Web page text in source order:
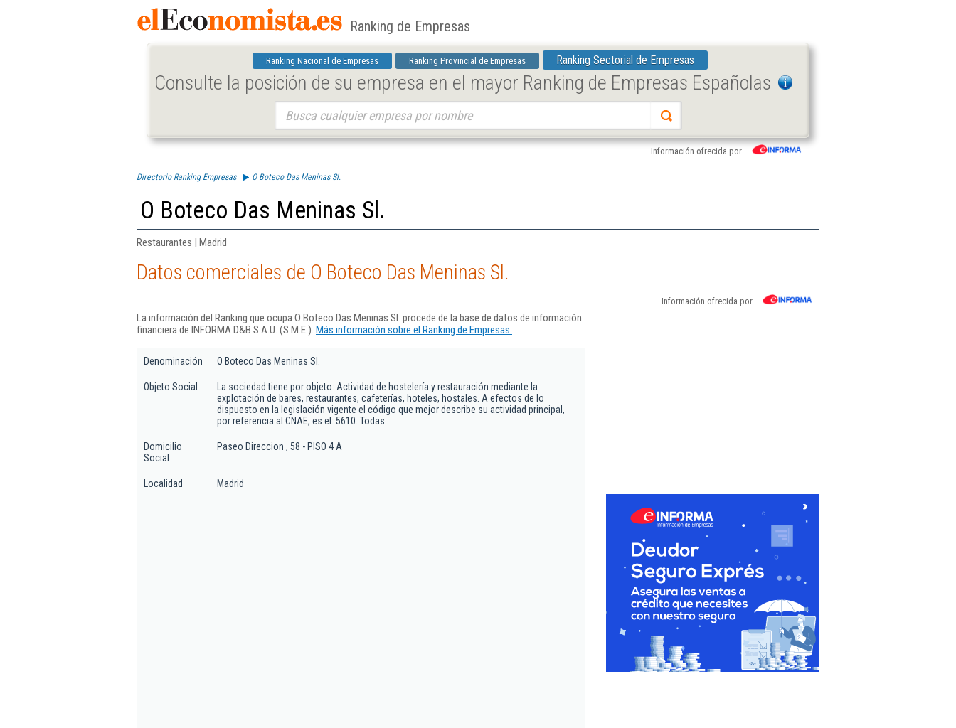
Ranking de Empresas
Ranking Nacional de Empresas Ranking Provincial de Empresas Ranking Sectorial de Empresas
Consulte la posición de su empresa en el mayor Ranking de Empresas Españolas
Información ofrecida por
Directorio Ranking Empresas O Boteco Das Meninas Sl.
O Boteco Das Meninas Sl.
Restaurantes | Madrid
Datos comerciales de O Boteco Das Meninas Sl.
Información ofrecida por
La información del Ranking que ocupa O Boteco Das Meninas Sl. procede de la base de datos de información
financiera de INFORMA D&B S.A.U. (S.M.E.). Más información sobre el Ranking de Empresas.
Denominación O Boteco Das Meninas Sl.
Objeto Social
La sociedad tiene por objeto: Actividad de hostelería y restauración mediante la
explotación de bares, restaurantes, cafeterías, hoteles, hostales. A efectos de lo
dispuesto en la legislación vigente el código que mejor describe su actividad principal,
por referencia al CNAE, es el: 5610. Todas..
Domicilio
Social
Paseo Direccion , 58 - PISO 4 A
Localidad Madrid